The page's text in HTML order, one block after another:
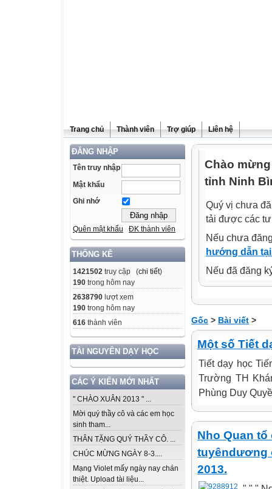
Trang chủ Thành viên Trợ giúp Liên hệ
ĐĂNG NHẬP
Tên truy nhập
Mật khẩu
Ghi nhớ
Quên mật khẩu ĐK thành viên
THỐNG KÊ
1421502 truy cập (chi tiết)
190 trong hôm nay
2638790 lượt xem
190 trong hôm nay
616 thành viên
TÀI NGUYÊN DẠY HỌC
CÁC Ý KIẾN MỚI NHẤT
" CHÀO XUÂN 2013 " ...
Mời quý thầy cô và các em học
sinh tham...
THÂN TẶNG QUÝ THẦY CÔ. ...
CHÚC MỪNG NGÀY 8-3....
Mạng Violet mấy ngày nay chán
thiệt. Upload tài liệu...
Chào
tỉnh Ninh
Quý vị chưa
tải được các
Nếu chưa
hướng dẫn
Nếu đã đăng
Gốc > Bài viết >
Một số Tiết
Tiết dạy học
Trường TH
Phùng Duy
Nho Quan
tuyêndương
2013.